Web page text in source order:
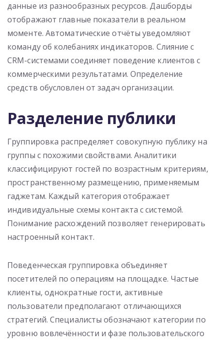
данные из разнообразных ресурсов. Дашборды
отображают главные показатели в реальном
моменте. Автоматические отчёты уведомляют
команду об колебаниях индикаторов. Слияние с
CRM-системами соединяет поведение клиентов с
коммерческими результатами. Определение
средств обусловлен от задач организации.
Разделение публики
Группировка распределяет совокупную публику на
группы с похожими свойствами. Аналитики
классифицируют гостей по возрастным критериям,
пространственному размещению, применяемым
гаджетам. Каждый категория отображает
индивидуальные схемы контакта с системой.
Понимание расхождений позволяет генерировать
настроенный контакт.
Поведенческая группировка объединяет
посетителей по операциям на площадке. Частые
клиенты, однократные гости, активные
пользователи предполагают отличающихся
стратегий. Специалисты обозначают категории по
уровню вовлечённости и фазе пользовательского